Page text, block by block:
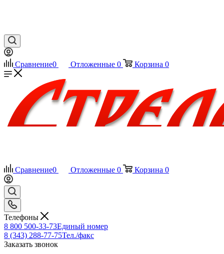
Сравнение0 Отложенные 0 Корзина 0
Сравнение0 Отложенные 0 Корзина 0
Телефоны
8 800 500-33-73Единый номер
8 (343) 288-77-75Тел./факс
Заказать звонок